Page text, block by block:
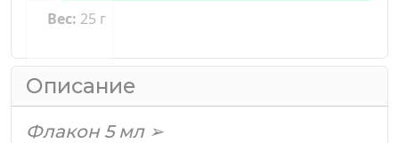
Вес: 25 г
Описание
Флакон 5 мл ➢